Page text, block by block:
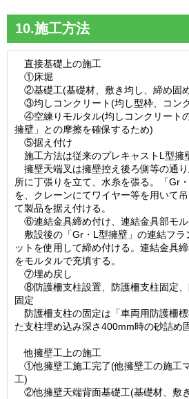
10.施工方法
直接基礎上の施工
①床堀
②基礎工(基礎材、敷き均し、締め固
③均しコンクリート(均し型枠、コン
④空練りモルタル(均しコンクリート
擁壁」との摩擦を確保するため)
⑤据え付け
施工方法は従来のプレキャストL型擁
擁壁天端叉は擁壁控え後ろ側等の通
所に丁張りを立て、水糸を張る。「Gr
を、クレーンにてワイヤー等を用いて
て製品を据え付ける。
⑥連結金具締め付け、連結金具部モ
敷設後の「Gr・L型擁壁」の連結フラ
ットを使用して締め付ける。連結金具
をモルタルで充填する。
⑦埋め戻し
⑧防護柵支柱設置、防護柵支柱固定、
固定
防護柵支柱の固定は「車両用防護柵
た支柱埋め込み深さ400mm時の砂詰め
他擁壁工上の施工
①他擁壁工施工完了(他擁壁工の施工
工)
②他擁壁天端背面基礎工(基礎材、敷